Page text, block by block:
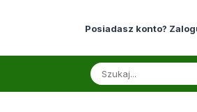
Posiadasz konto?